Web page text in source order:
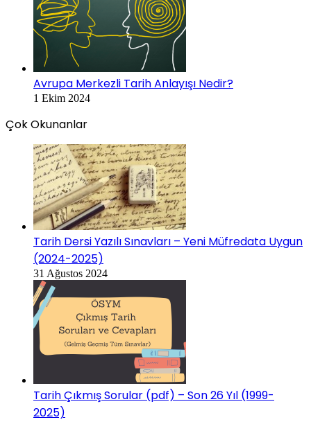
Avrupa Merkezli Tarih Anlayışı Nedir?
1 Ekim 2024
Çok Okunanlar
Tarih Dersi Yazılı Sınavları – Yeni Müfredata Uygun
(2024-2025)
31 Ağustos 2024
Tarih Çıkmış Sorular (pdf) – Son 26 Yıl (1999-
2025)